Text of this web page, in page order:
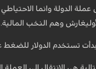
عملة الدولة وانما
وهم النخب المالية.
بدأت تستخدم الدولار للضغط